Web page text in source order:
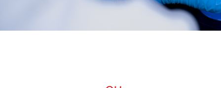
钠、DMPA、特
系高效减水
剂）
二羟甲基丙酸
氯
过碳酸钠